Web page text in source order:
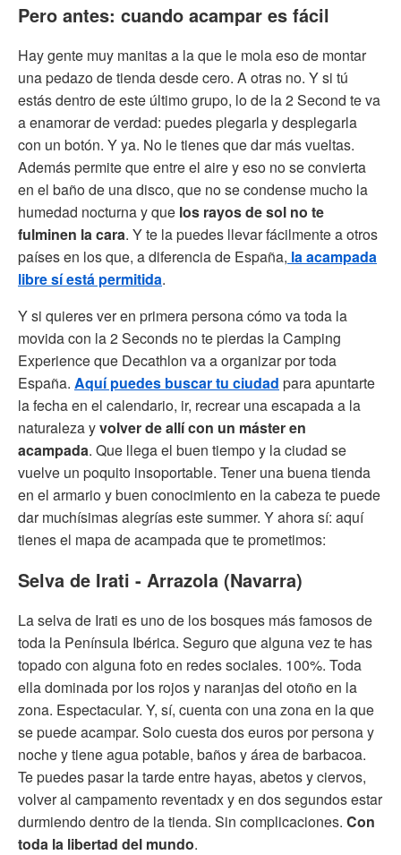
Pero antes: cuando acampar es fácil
Hay gente muy manitas a la que le mola eso de montar
una pedazo de tienda desde cero. A otras no. Y si tú
estás dentro de este último grupo, lo de la 2 Second te va
a enamorar de verdad: puedes plegarla y desplegarla
con un botón. Y ya. No le tienes que dar más vueltas.
Además permite que entre el aire y eso no se convierta
en el baño de una disco, que no se condense mucho la
humedad nocturna y que los rayos de sol no te
fulminen la cara. Y te la puedes llevar fácilmente a otros
países en los que, a diferencia de España, la acampada
libre sí está permitida.
Y si quieres ver en primera persona cómo va toda la
movida con la 2 Seconds no te pierdas la Camping
Experience que Decathlon va a organizar por toda
España. Aquí puedes buscar tu ciudad para apuntarte
la fecha en el calendario, ir, recrear una escapada a la
naturaleza yvolver de allí con un máster en
acampada. Que llega el buen tiempo y la ciudad se
vuelve un poquito insoportable. Tener una buena tienda
en el armario y buen conocimiento en la cabeza te puede
dar muchísimas alegrías este summer. Y ahora sí: aquí
tienes el mapa de acampada que te prometimos:
Selva de Irati - Arrazola (Navarra)
La selva de Irati es uno de los bosques más famosos de
toda la Península Ibérica. Seguro que alguna vez te has
topado con alguna foto en redes sociales. 100%. Toda
ella dominada por los rojos y naranjas del otoño en la
zona. Espectacular. Y, sí, cuenta con una zona en la que
se puede acampar. Solo cuesta dos euros por persona y
noche y tiene agua potable, baños y área de barbacoa.
Te puedes pasar la tarde entre hayas, abetos y ciervos,
volver al campamento reventadx y en dos segundos estar
durmiendo dentro de la tienda. Sin complicaciones. Con
toda la libertad del mundo.